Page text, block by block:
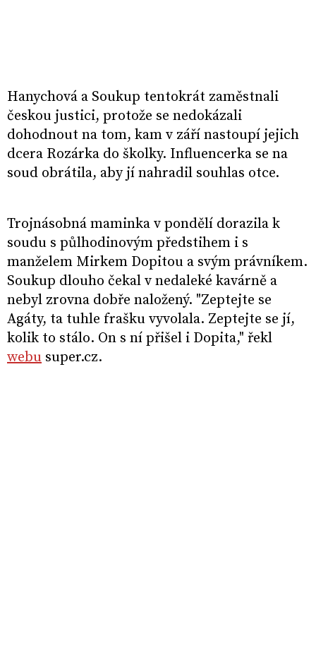
Hanychová a Soukup tentokrát zaměstnali
českou justici, protože se nedokázali
dohodnout na tom, kam v září nastoupí jejich
dcera Rozárka do školky. Influencerka se na
soud obrátila, aby jí nahradil souhlas otce.
Trojnásobná maminka v pondělí dorazila k
soudu s půlhodinovým předstihem i s
manželem Mirkem Dopitou a svým právníkem.
Soukup dlouho čekal v nedaleké kavárně a
nebyl zrovna dobře naložený. "Zeptejte se
Agáty, ta tuhle frašku vyvolala. Zeptejte se jí,
kolik to stálo. On s ní přišel i Dopita," řekl
webu super.cz.